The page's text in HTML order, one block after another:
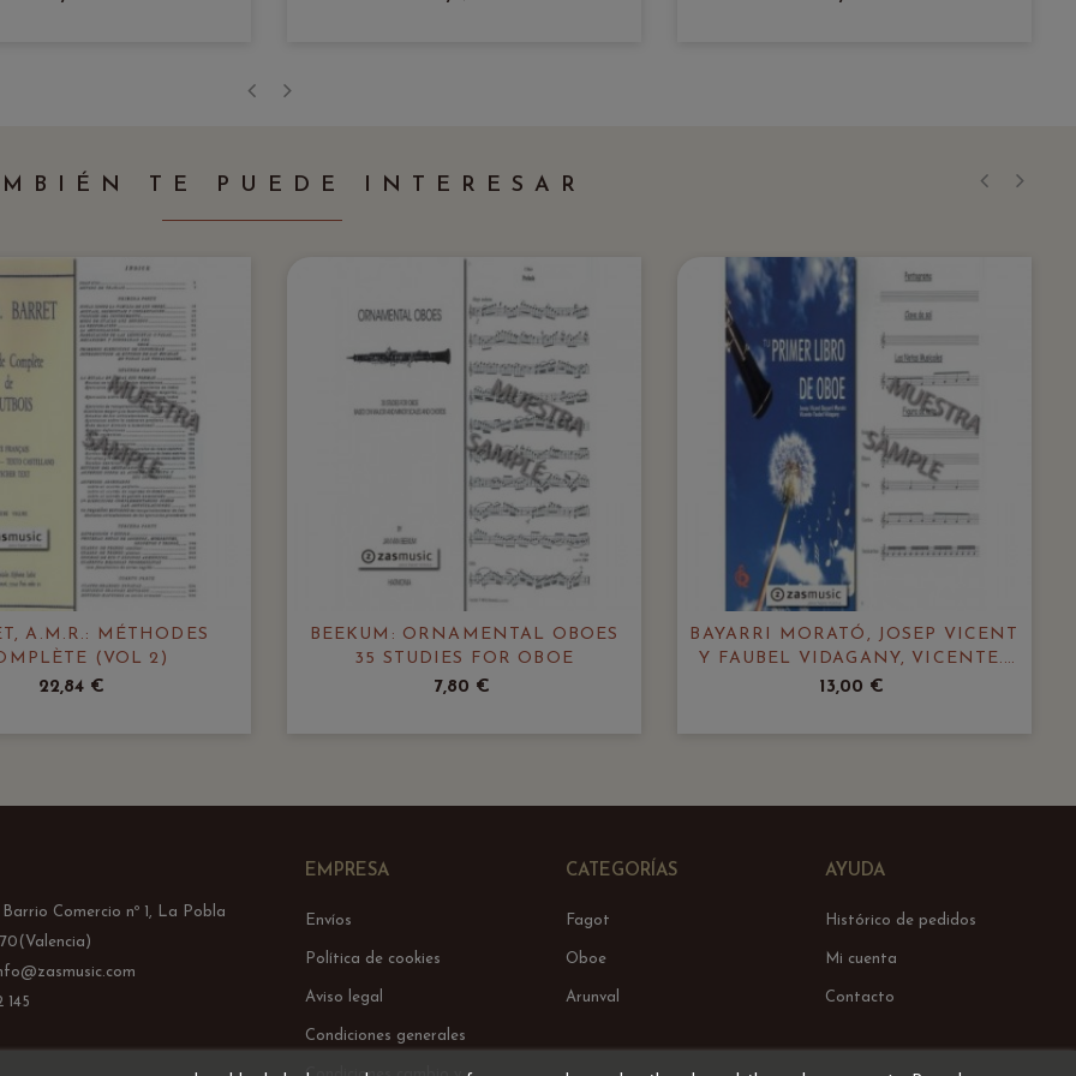
TE PUEDE INTERESAR
A.M.R.: MÉTHODES
(VOL 2)
22,84 €
BEEKUM: ORNAMENTAL OBOES
35 STUDIES FOR OBOE
7,80 €
BAYARRI MORATÓ, JOSEP VICENT
Y FAUBEL VIDAGANY, VICENTE.:
TU PRIMER LIBRO DE OBOE
13,00 €
Comercio nº 1, La Pobla
145
EMPRESA
Envíos
Política de cookies
Aviso legal
Condiciones generales
CATEGORÍAS
Fagot
Oboe
Arunval
AYUDA
Histórico de pedidos
Mi cuenta
Contacto